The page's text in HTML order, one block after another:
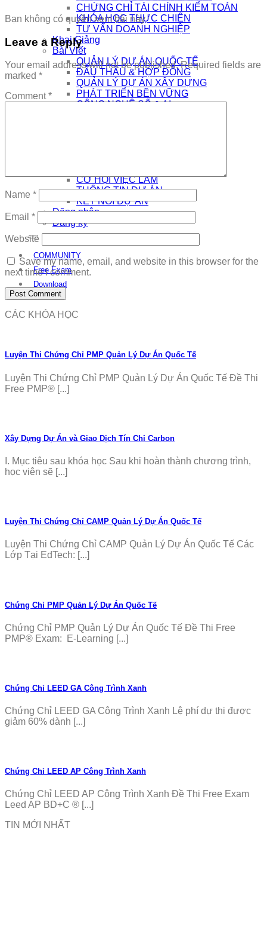
CHỨNG CHỈ TÀI CHÍNH KIỂM TOÁN
KHÓA HỌC THỰC CHIẾN
TƯ VẤN DOANH NGHIỆP
Khai Giảng
Bài Viết
QUẢN LÝ DỰ ÁN QUỐC TẾ
ĐẤU THẦU & HỢP ĐỒNG
QUẢN LÝ DỰ ÁN XÂY DỰNG
PHÁT TRIỂN BỀN VỮNG
CÔNG NGHỆ SỐ & AI
CƠ HỘI VIỆC LÀM
THÔNG TIN DỰ ÁN
KẾT NỐI DỰ ÁN
Đăng nhập
Đăng ký
COMMUNITY
Free Exam
Download
Bạn không có quyền xem bài này
Leave a Reply
Your email address will not be published. Required fields are
marked *
Comment*
Name *
Email *
Website
Save my name, email, and website in this browser for the
next time I comment.
CÁC KHÓA HỌC
Luyện Thi Chứng Chỉ PMP Quản Lý Dự Án Quốc Tế
Luyện Thi Chứng Chỉ PMP Quản Lý Dự Án Quốc Tế Đề Thi
Free PMP® [...]
Xây Dựng Dự Án và Giao Dịch Tín Chỉ Carbon
I. Mục tiêu sau khóa học Sau khi hoàn thành chương trình,
học viên sẽ [...]
Luyện Thi Chứng Chỉ CAMP Quản Lý Dự Án Quốc Tế
Luyện Thi Chứng Chỉ CAMP Quản Lý Dự Án Quốc Tế Các
Lớp Tại EdTech: [...]
Chứng Chỉ PMP Quản Lý Dự Án Quốc Tế
Chứng Chỉ PMP Quản Lý Dự Án Quốc Tế Đề Thi Free
PMP® Exam: E-Learning [...]
Chứng Chỉ LEED GA Công Trình Xanh
Chứng Chỉ LEED GA Công Trình Xanh Lệ phí dự thi được
giảm 60% dành [...]
Chứng Chỉ LEED AP Công Trình Xanh
Chứng Chỉ LEED AP Công Trình Xanh Đề Thi Free Exam
Leed AP BD+C ® [...]
TIN MỚI NHẤT